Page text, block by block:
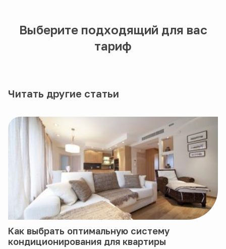
Выберите подходящий для вас
тариф
Читать другие статьи
Как выбрать оптимальную систему
кондиционирования для квартиры